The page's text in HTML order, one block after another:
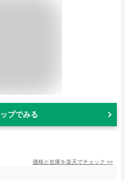
プでみる
価格と在庫を楽天でチェック >>